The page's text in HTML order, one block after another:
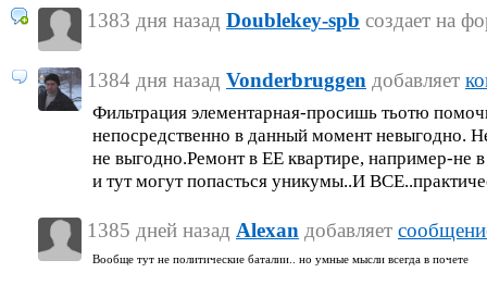
1383 дня назад Doublekey-spb создает на
1384 дня назад Vonderbruggen добавляет
Фильтрация элементарная-просишь тьотю
непосредственно в данный момент невыгодно.
не выгодно.Ремонт в ЕЕ квартире, например-не
и тут могут попасться уникумы..И
1385 дней назад Alexan добавляет
Вообще тут не политические баталии.. но умные мысли всегда в почете